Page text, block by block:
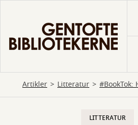
hovedindhold
Artikler Litteratur #BookTok:
LITTERATUR